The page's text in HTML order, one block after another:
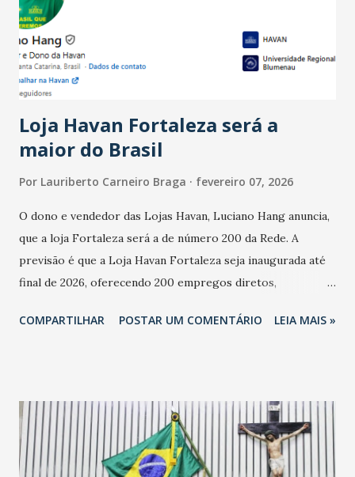
registraram equilíbrio financeiro. Já o percentual de
estabelecimentos no prejuízo ficou em 19%, pouco abaixo
do observado no mês anterior. Outros 1% não existiam em
novembro. Em relação a outubro, o faturamento também
Loja Havan Fortaleza será a
maior do Brasil
Por Lauriberto Carneiro Braga fevereiro 07, 2026
O dono e vendedor das Lojas Havan, Luciano Hang anuncia,
que a loja Fortaleza será a de número 200 da Rede. A
previsão é que a Loja Havan Fortaleza seja inaugurada até
final de 2026, oferecendo 200 empregos diretos,
Havan Fortaleza ainda não foi anunciada oficialmente, mas
COMPARTILHAR POSTAR UM COMENTÁRIO LEIA MAIS »